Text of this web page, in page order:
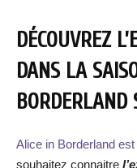
DÉCOUVREZ
DANS LA
Alice in Borderland
souhaitez connaitre